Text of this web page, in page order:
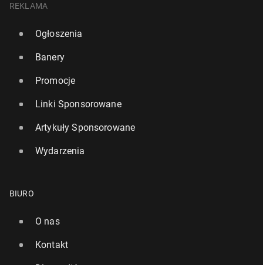
REKLAMA
Ogłoszenia
Banery
Promocje
Linki Sponsorowane
Artykuły Sponsorowane
Wydarzenia
BIURO
O nas
Kontakt